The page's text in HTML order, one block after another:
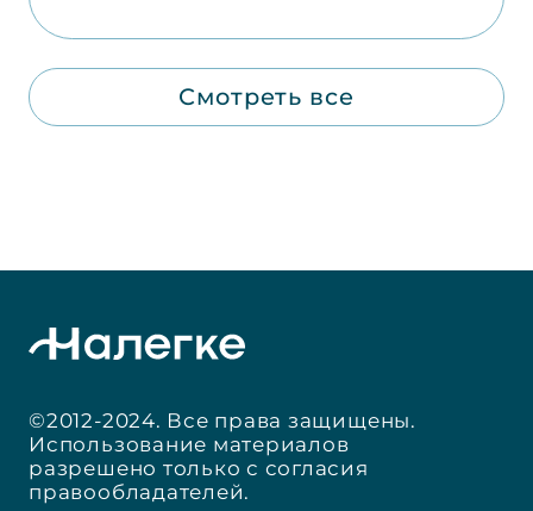
Смотреть все
©2012-2024. Все права защищены.
Использование материалов
разрешено только с согласия
правообладателей.